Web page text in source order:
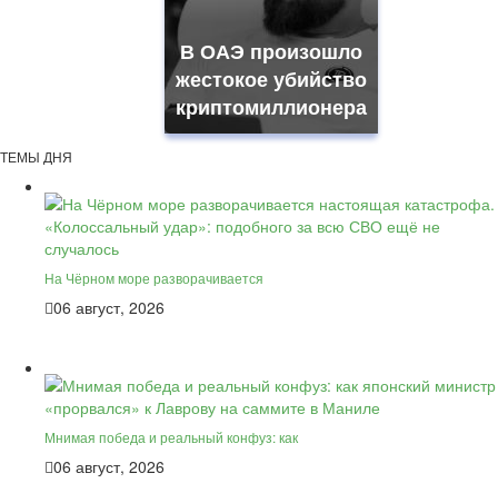
В ОАЭ произошло
жестокое убийство
криптомиллионера
ТЕМЫ ДНЯ
На Чёрном море разворачивается
06 август, 2026
Мнимая победа и реальный конфуз: как
06 август, 2026